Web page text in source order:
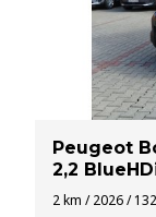
Peugeot
2,2
2 km / 2026 /